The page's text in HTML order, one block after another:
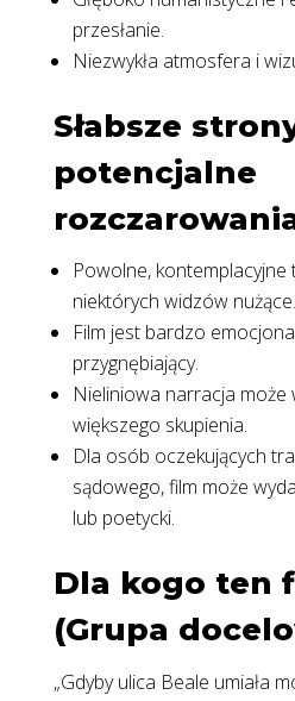
przesłanie.
Niezwykła atmosfera i
Słabsze
potencjalne
Powolne,
niektórych widzów nużące.
Film jest bardzo
przygnębiający.
Nieliniowa narracja może
większego skupienia.
Dla osób oczekujących
sądowego, film może
lub poetycki.
Dla kogo ten
(Grupa
„Gdyby ulica Beale umiała